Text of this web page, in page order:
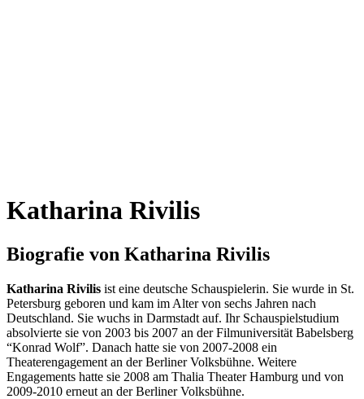
Katharina Rivilis
Biografie von Katharina Rivilis
Katharina Rivilis ist eine deutsche Schauspielerin. Sie wurde in St.
Petersburg geboren und kam im Alter von sechs Jahren nach
Deutschland. Sie wuchs in Darmstadt auf. Ihr Schauspielstudium
absolvierte sie von 2003 bis 2007 an der Filmuniversität Babelsberg
“Konrad Wolf”. Danach hatte sie von 2007-2008 ein
Theaterengagement an der Berliner Volksbühne. Weitere
Engagements hatte sie 2008 am Thalia Theater Hamburg und von
2009-2010 erneut an der Berliner Volksbühne.